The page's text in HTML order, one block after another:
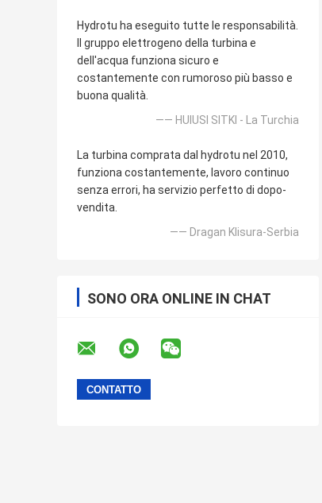
Hydrotu ha eseguito tutte le responsabilità.
Il gruppo elettrogeno della turbina e
dell'acqua funziona sicuro e
costantemente con rumoroso più basso e
buona qualità.
—— HUlUSI SITKI - La Turchia
La turbina comprata dal hydrotu nel 2010,
funziona costantemente, lavoro continuo
senza errori, ha servizio perfetto di dopo-
vendita.
—— Dragan Klisura-Serbia
SONO ORA ONLINE IN CHAT